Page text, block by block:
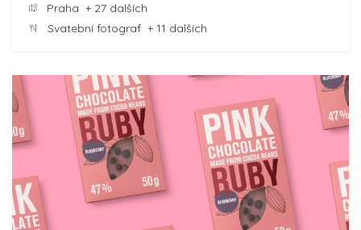
Praha + 27 dalších
Svatební fotograf + 11 dalších